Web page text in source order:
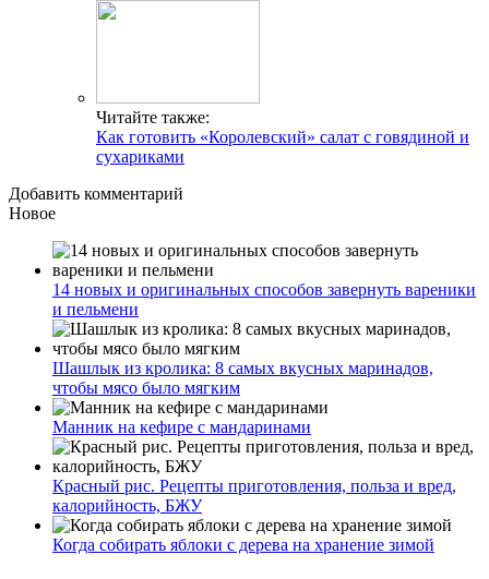
Читайте также:
Как готовить «Королевский» салат с говядиной и
сухариками
Добавить комментарий
Новое
14 новых и оригинальных способов завернуть вареники
и пельмени
Шашлык из кролика: 8 самых вкусных маринадов,
чтобы мясо было мягким
Манник на кефире с мандаринами
Красный рис. Рецепты приготовления, польза и вред,
калорийность, БЖУ
Когда собирать яблоки с дерева на хранение зимой